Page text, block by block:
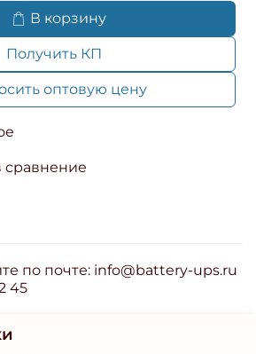
В корзину
Получить КП
оптовую цену
сравнение
по почте: info@battery-ups.ru
45